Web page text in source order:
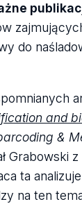
do
and
&
Grabowski
ta
na ten